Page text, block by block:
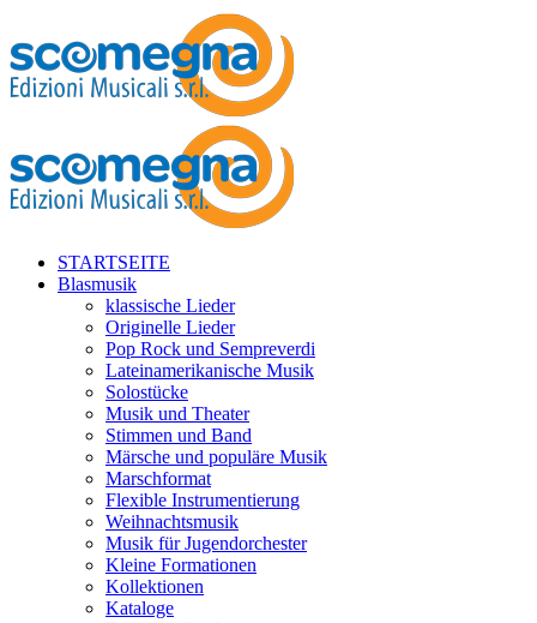
STARTSEITE
Blasmusik
klassische Lieder
Originelle Lieder
Pop Rock und Sempreverdi
Lateinamerikanische Musik
Solostücke
Musik und Theater
Stimmen und Band
Märsche und populäre Musik
Marschformat
Flexible Instrumentierung
Weihnachtsmusik
Musik für Jugendorchester
Kleine Formationen
Kollektionen
Kataloge